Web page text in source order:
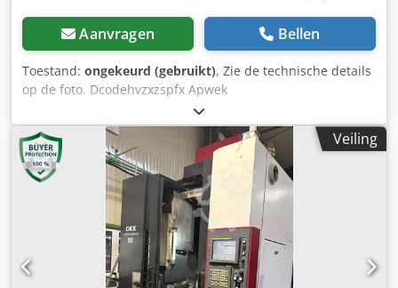
Aanvragen Bellen
Toestand: ongekeurd (gebruikt), Zie de technische details
op de foto. Dcodehvzxzspfx Apwek
Veiling